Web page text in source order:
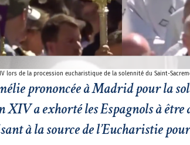
lors de la procession eucharistique de la solennité du Saint-
prononcée à Madrid pour la
XIV a exhorté les Espagnols à
à la source de l’Eucharistie